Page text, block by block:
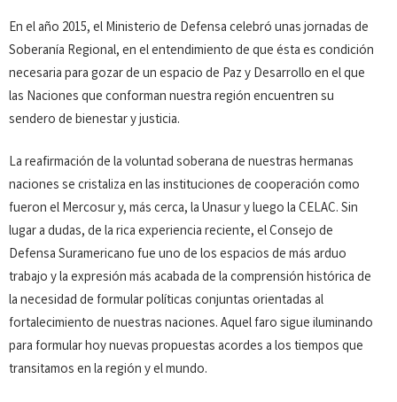
En el año 2015, el Ministerio de Defensa celebró unas jornadas de
Soberanía Regional, en el entendimiento de que ésta es condición
necesaria para gozar de un espacio de Paz y Desarrollo en el que
las Naciones que conforman nuestra región encuentren su
sendero de bienestar y justicia.
La reafirmación de la voluntad soberana de nuestras hermanas
naciones se cristaliza en las instituciones de cooperación como
fueron el Mercosur y, más cerca, la Unasur y luego la CELAC. Sin
lugar a dudas, de la rica experiencia reciente, el Consejo de
Defensa Suramericano fue uno de los espacios de más arduo
trabajo y la expresión más acabada de la comprensión histórica de
la necesidad de formular políticas conjuntas orientadas al
fortalecimiento de nuestras naciones. Aquel faro sigue iluminando
para formular hoy nuevas propuestas acordes a los tiempos que
transitamos en la región y el mundo.